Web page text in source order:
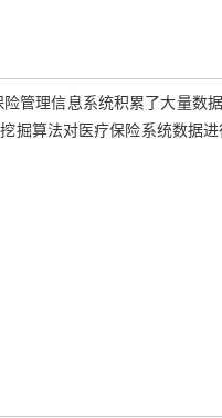
管理信息系统积累了大量数
掘算法对医疗保险系统数据